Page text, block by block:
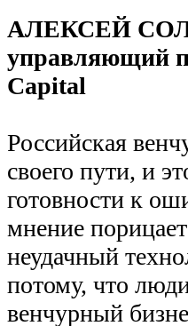
АЛЕКСЕЙ
управляющий
Capital
Российская
своего пути, и
готовности к
мнение
неудачный
потому, что
венчурный